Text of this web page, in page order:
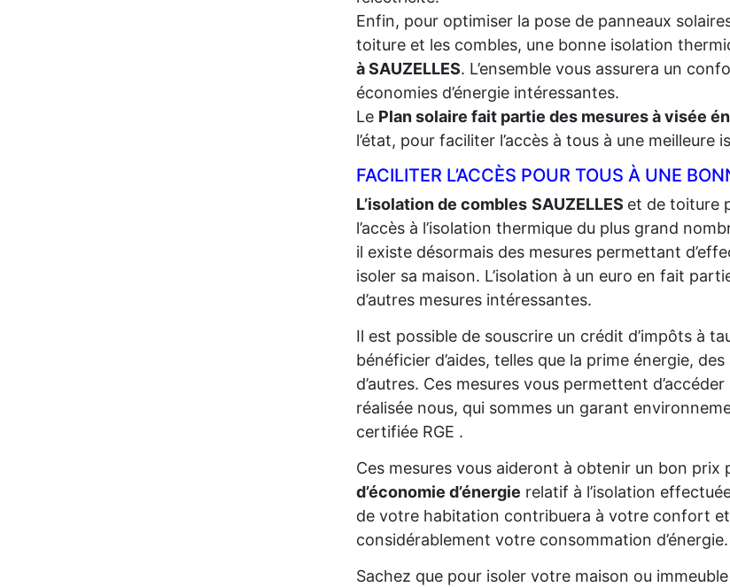
Enfin, pour optimiser la pose de panneaux
toiture et les combles, une bonne isolation
à SAUZELLES. L’ensemble vous assurera un
économies d’énergie intéressantes.
Le Plan solaire fait partie des mesures à visée
l’état, pour faciliter l’accès à tous à une meilleure
FACILITER L’ACCÈS POUR TOUS À UNE
L’isolation de combles SAUZELLES et de toiture
l’accès à l’isolation thermique du plus grand
il existe désormais des mesures permettant
isoler sa maison. L’isolation à un euro en fait
d’autres mesures intéressantes.
Il est possible de souscrire un crédit d’impôts à
bénéficier d’aides, telles que la prime énergie,
d’autres. Ces mesures vous permettent
réalisée nous, qui sommes un garant
certifiée RGE .
Ces mesures vous aideront à obtenir un bon
d’économie d’énergie relatif à l’isolation
de votre habitation contribuera à votre confort
considérablement votre consommation d’énergie.
Sachez que pour isoler votre maison ou